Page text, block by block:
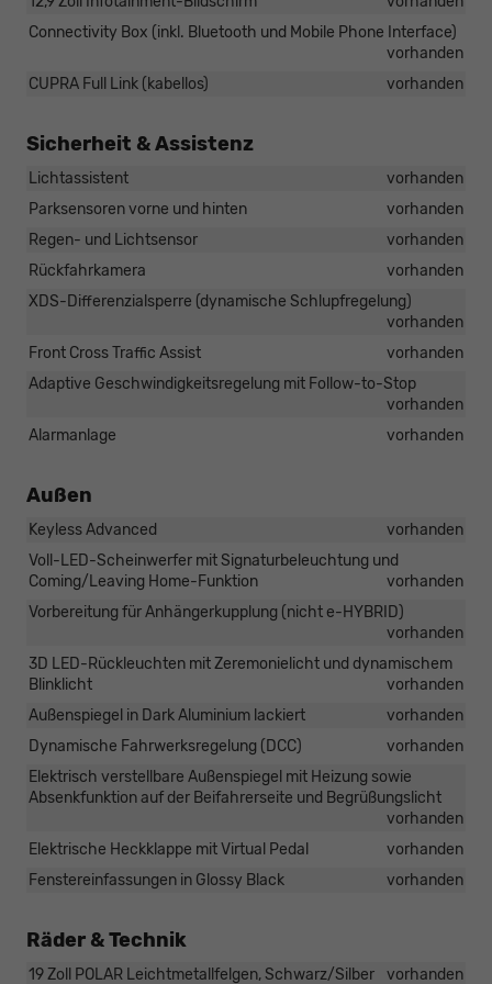
Connectivity Box (inkl. Bluetooth und Mobile Phone Interface)
vorhanden
CUPRA Full Link (kabellos)
vorhanden
Sicherheit & Assistenz
Lichtassistent
vorhanden
Parksensoren vorne und hinten
vorhanden
Regen- und Lichtsensor
vorhanden
Rückfahrkamera
vorhanden
XDS-Differenzialsperre (dynamische Schlupfregelung)
vorhanden
Front Cross Traffic Assist
vorhanden
Adaptive Geschwindigkeitsregelung mit Follow-to-Stop
vorhanden
Alarmanlage
vorhanden
Außen
Keyless Advanced
vorhanden
Voll-LED-Scheinwerfer mit Signaturbeleuchtung und
Coming/Leaving Home-Funktion
vorhanden
Vorbereitung für Anhängerkupplung (nicht e-HYBRID)
vorhanden
3D LED-Rückleuchten mit Zeremonielicht und dynamischem
Blinklicht
vorhanden
Außenspiegel in Dark Aluminium lackiert
vorhanden
Dynamische Fahrwerksregelung (DCC)
vorhanden
Elektrisch verstellbare Außenspiegel mit Heizung sowie
Absenkfunktion auf der Beifahrerseite und Begrüßungslicht
vorhanden
Elektrische Heckklappe mit Virtual Pedal
vorhanden
Fenstereinfassungen in Glossy Black
vorhanden
Räder & Technik
19 Zoll POLAR Leichtmetallfelgen, Schwarz/Silber vorhanden